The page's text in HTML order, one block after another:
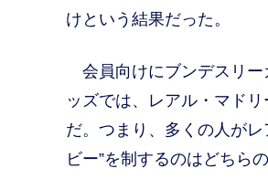
けという結果だった。
会員向けにブンデスリー
ッズでは、レアル・マド
だ。つまり、多くの人が
ビー”を制するのはどちら